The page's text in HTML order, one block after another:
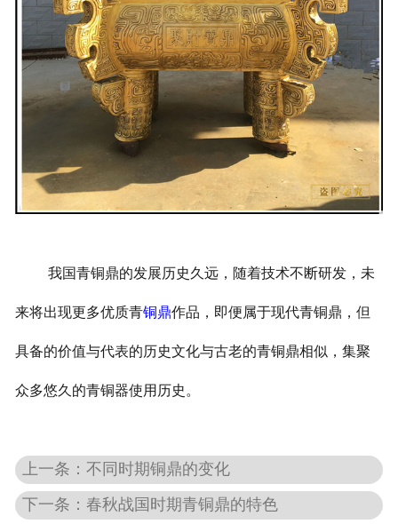
我国青铜鼎的发展历史久远，随着技术不断研发，未
来将出现更多优质青铜鼎作品，即便属于现代青铜鼎，但
具备的价值与代表的历史文化与古老的青铜鼎相似，集聚
众多悠久的青铜器使用历史。
上一条：不同时期铜鼎的变化
下一条：春秋战国时期青铜鼎的特色